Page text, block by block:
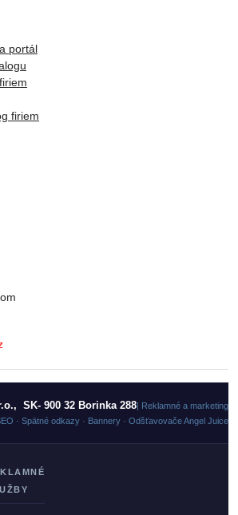
portál
firiem
SK- 900 32 Borinka 288 | Reklamné a
· Spätné odkazy · Bannery · Odšťavovače Angel Juicer